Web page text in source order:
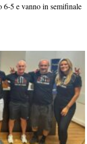
5 e vanno in semifinale